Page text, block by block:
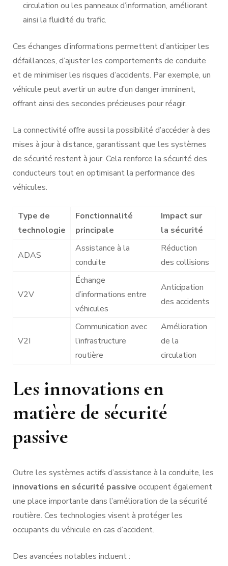
circulation ou les panneaux d’information, améliorant
ainsi la fluidité du trafic.
Ces échanges d’informations permettent d’anticiper les
défaillances, d’ajuster les comportements de conduite
et de minimiser les risques d’accidents. Par exemple, un
véhicule peut avertir un autre d’un danger imminent,
offrant ainsi des secondes précieuses pour réagir.
La connectivité offre aussi la possibilité d’accéder à des
mises à jour à distance, garantissant que les systèmes
de sécurité restent à jour. Cela renforce la sécurité des
conducteurs tout en optimisant la performance des
véhicules.
Type de
technologie
Fonctionnalité
principale
Impact sur
la sécurité
ADAS
Assistance à la
conduite
Réduction
des collisions
V2V
Échange
d’informations entre
véhicules
Anticipation
des accidents
V2I
Communication avec
l’infrastructure
routière
Amélioration
de la
circulation
Les innovations en
matière de sécurité
passive
Outre les systèmes actifs d’assistance à la conduite, les
innovations en sécurité passive occupent également
une place importante dans l’amélioration de la sécurité
routière. Ces technologies visent à protéger les
occupants du véhicule en cas d’accident.
Des avancées notables incluent :